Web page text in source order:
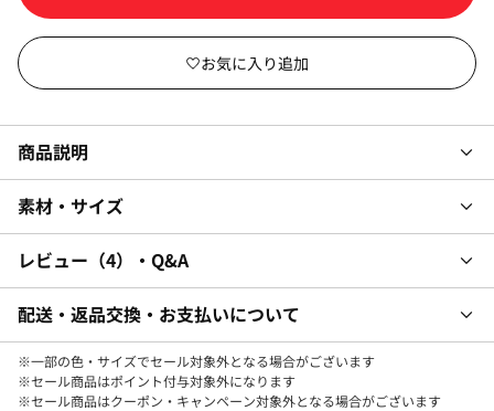
商品説明
素材・サイズ
レビュー 4 ・Q&A
配送・返品交換・お支払いについて
※一部の色・サイズでセール対象外となる場合がございます
※セール商品はポイント付与対象外になります
※セール商品はクーポン・キャンペーン対象外となる場合がございます